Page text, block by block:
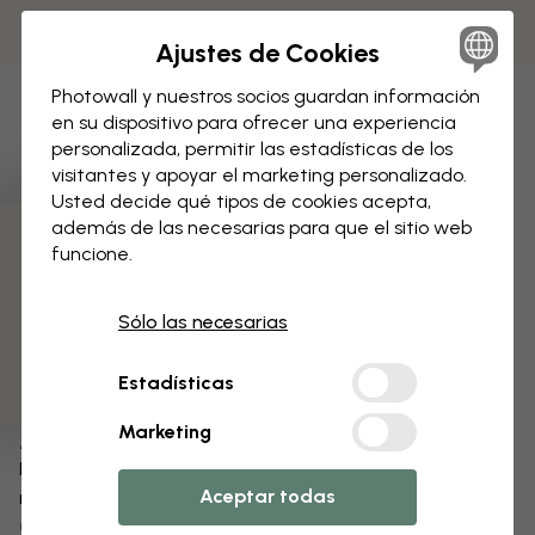
Modifica tu papel pintado
Nuestro equipo de diseño puede modificar cualquier
motivo para hacerlo único.
Cambia el tamaño o los colores
Ajustes de Cookies
Photowall y nuestros socios guardan información
en su dispositivo para ofrecer una experiencia
personalizada, permitir las estadísticas de los
visitantes y apoyar el marketing personalizado.
Usted decide qué tipos de cookies acepta,
además de las necesarias para que el sitio web
funcione.
Sólo las necesarias
Estadísticas
Marketing
Aceptar todas